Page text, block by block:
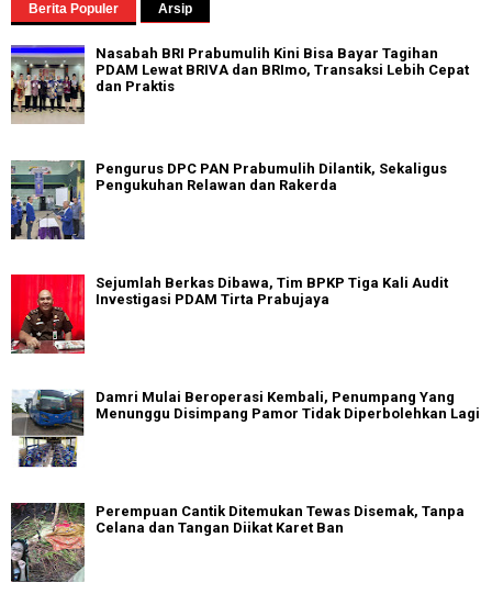
Berita Populer Arsip
Nasabah BRI Prabumulih Kini Bisa Bayar Tagihan
PDAM Lewat BRIVA dan BRImo, Transaksi Lebih Cepat
dan Praktis
Pengurus DPC PAN Prabumulih Dilantik, Sekaligus
Pengukuhan Relawan dan Rakerda
Sejumlah Berkas Dibawa, Tim BPKP Tiga Kali Audit
Investigasi PDAM Tirta Prabujaya
Damri Mulai Beroperasi Kembali, Penumpang Yang
Menunggu Disimpang Pamor Tidak Diperbolehkan Lagi
Perempuan Cantik Ditemukan Tewas Disemak, Tanpa
Celana dan Tangan Diikat Karet Ban